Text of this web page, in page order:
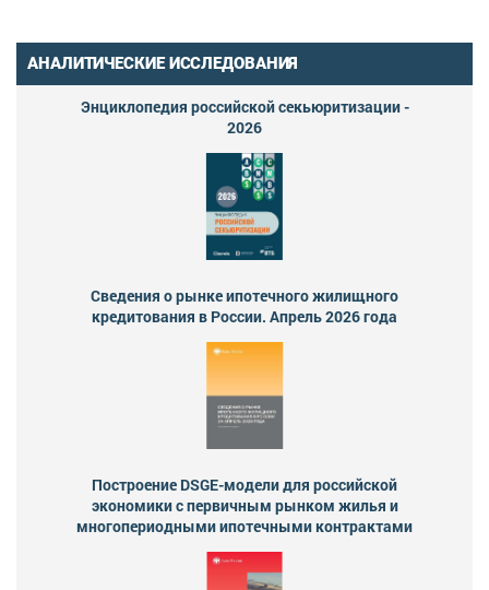
АНАЛИТИЧЕСКИЕ ИССЛЕДОВАНИЯ
Энциклопедия российской секьюритизации -
2026
Сведения о рынке ипотечного жилищного
кредитования в России. Апрель 2026 года
Построение DSGE-модели для российской
экономики с первичным рынком жилья и
многопериодными ипотечными контрактами